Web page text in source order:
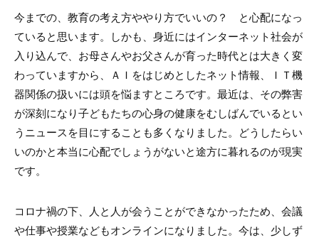
今までの、教育の考え方ややり方でいいの？ と心配になっ
ていると思います。しかも、身近にはインターネット社会が
入り込んで、お母さんやお父さんが育った時代とは大きく変
わっていますから、ＡＩをはじめとしたネット情報、ＩＴ機
器関係の扱いには頭を悩ますところです。最近は、その弊害
が深刻になり子どもたちの心身の健康をむしばんでいるとい
うニュースを目にすることも多くなりました。どうしたらい
いのかと本当に心配でしょうがないと途方に暮れるのが現実
です。
コロナ禍の下、人と人が会うことができなかったため、会議
や仕事や授業などもオンラインになりました。今は、少しず